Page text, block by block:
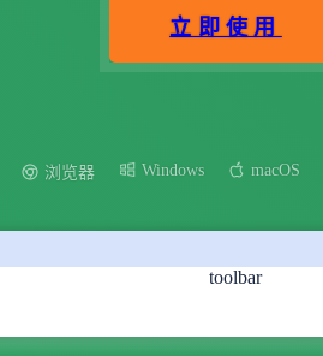
立即使用
浏览器 Windows macOS